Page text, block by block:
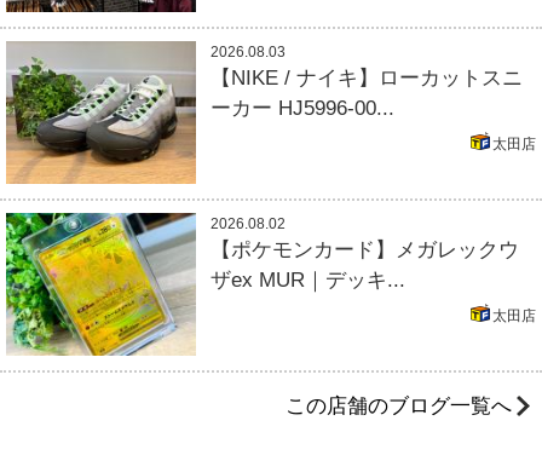
2026.08.03
【NIKE / ナイキ】ローカットスニ
ーカー HJ5996-00...
太田店
2026.08.02
【ポケモンカード】メガレックウ
ザex MUR｜デッキ...
太田店
この店舗のブログ一覧へ